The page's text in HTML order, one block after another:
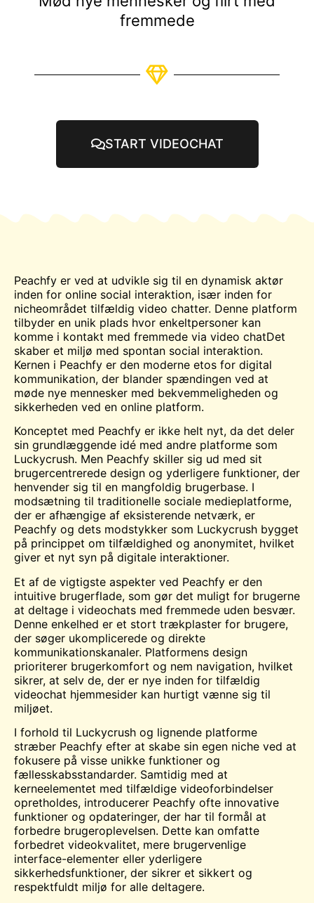
fremmede
START VIDEOCHAT
Peachfy er ved at udvikle sig til en dynamisk aktør
inden for online social interaktion, især inden for
nicheområdet tilfældig video chatter. Denne platform
tilbyder en unik plads hvor enkeltpersoner kan
komme i kontakt med fremmede via video chatDet
skaber et miljø med spontan social interaktion.
Kernen i Peachfy er den moderne etos for digital
kommunikation, der blander spændingen ved at
møde nye mennesker med bekvemmeligheden og
sikkerheden ved en online platform.
Konceptet med Peachfy er ikke helt nyt, da det deler
sin grundlæggende idé med andre platforme som
Luckycrush. Men Peachfy skiller sig ud med sit
brugercentrerede design og yderligere funktioner, der
henvender sig til en mangfoldig brugerbase. I
modsætning til traditionelle sociale medieplatforme,
der er afhængige af eksisterende netværk, er
Peachfy og dets modstykker som Luckycrush bygget
på princippet om tilfældighed og anonymitet, hvilket
giver et nyt syn på digitale interaktioner.
Et af de vigtigste aspekter ved Peachfy er den
intuitive brugerflade, som gør det muligt for brugerne
at deltage i videochats med fremmede uden besvær.
Denne enkelhed er et stort trækplaster for brugere,
der søger ukomplicerede og direkte
kommunikationskanaler. Platformens design
prioriterer brugerkomfort og nem navigation, hvilket
sikrer, at selv de, der er nye inden for tilfældig
videochat hjemmesider kan hurtigt vænne sig til
miljøet.
I forhold til Luckycrush og lignende platforme
stræber Peachfy efter at skabe sin egen niche ved at
fokusere på visse unikke funktioner og
fællesskabsstandarder. Samtidig med at
kerneelementet med tilfældige videoforbindelser
opretholdes, introducerer Peachfy ofte innovative
funktioner og opdateringer, der har til formål at
forbedre brugeroplevelsen. Dette kan omfatte
forbedret videokvalitet, mere brugervenlige
interface-elementer eller yderligere
sikkerhedsfunktioner, der sikrer et sikkert og
respektfuldt miljø for alle deltagere.